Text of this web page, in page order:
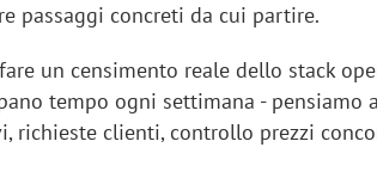
passaggi concreti da cui partire.
un censimento reale dello stack
tempo ogni settimana - pensiamo
richieste clienti, controllo prezzi